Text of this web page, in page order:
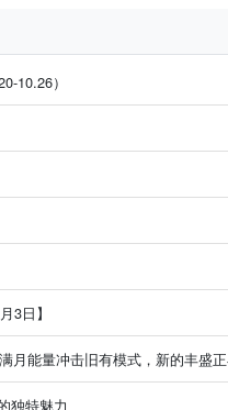
10.26）
3日】
月能量冲击旧有模式，新的丰盛
独特魅力